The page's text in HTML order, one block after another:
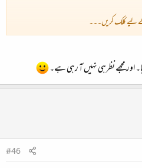
لیے کلک کریں۔۔۔
اور مجھے نظرہی نہیں آ رہی ہے۔
#46